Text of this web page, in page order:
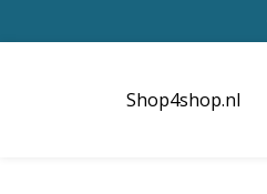
Shop4shop.nl